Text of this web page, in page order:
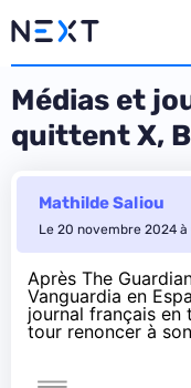
Médias et
quittent X,
Mathilde Saliou
Le 20 novembre 2024 à
Après The
Vanguardia en
journal français en
tour renoncer à